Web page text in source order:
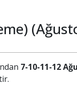
7-10-11-12